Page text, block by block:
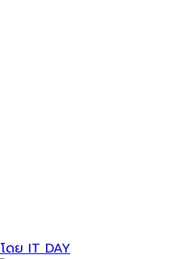
ดย IT DAY